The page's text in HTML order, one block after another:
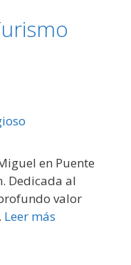
en Puente
Dedicada al
valor
Leer más